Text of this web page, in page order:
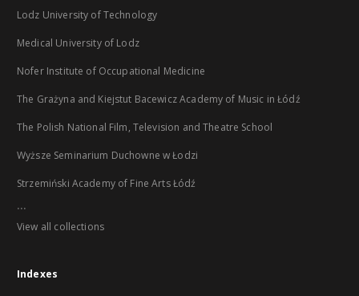
Lodz University of Technology
Medical University of Lodz
Nofer Institute of Occupational Medicine
The Grażyna and Kiejstut Bacewicz Academy of Music in Łódź
The Polish National Film, Television and Theatre School
Wyższe Seminarium Duchowne w Łodzi
Strzemiński Academy of Fine Arts Łódź
...
View all collections
Indexes